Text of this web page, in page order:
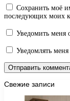
Сохранить моё
последующих моих
Уведомить меня
Уведомлять
Свежие записи